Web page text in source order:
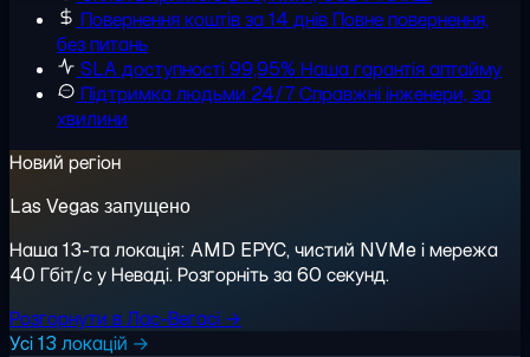
Повернення коштів за 14 днів Повне повернення,
без питань
SLA доступності 99,95% Наша гарантія аптайму
Підтримка людьми 24/7Справжні інженери, за
хвилини
Новий регіон
Las Vegas запущено
Наша 13-та локація: AMD EPYC, чистий NVMe і мережа
40 Гбіт/с у Неваді. Розгорніть за 60 секунд.
Розгорнути в Лас-Вегасі →
Усі 13 локацій →